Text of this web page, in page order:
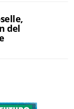
del